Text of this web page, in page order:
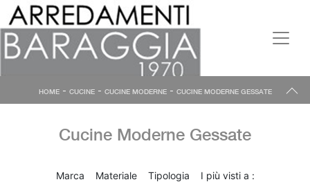
HOME- CUCINE- CUCINE MODERNE- CUCINE MODERNE GESSATE
Cucine Moderne Gessate
Marca Materiale Tipologia I più visti a :